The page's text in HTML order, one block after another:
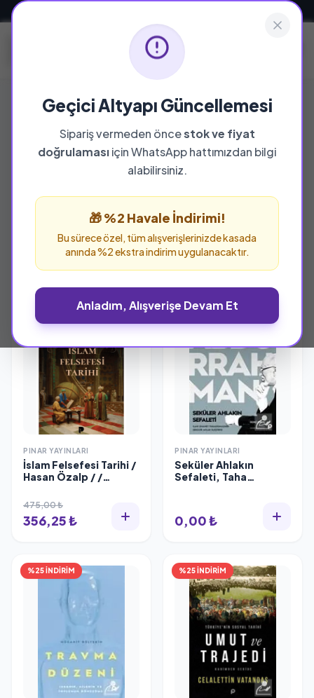
Geçici Altyapı Güncellemesi
Sipariş vermeden öncestok ve fiyat
doğrulamasıiçin WhatsApp hattımızdan bilgi
alabilirsiniz.
🎁 %2 Havale İndirimi!
Bu sürece özel, tüm alışverişlerinizde kasada
anında %2 ekstra indirim uygulanacaktır.
Anladım, Alışverişe Devam Et
YAYINEVI
Pınar Yayınları
Pınar Yayınları yayınevine ait tüm eserleri bu
sayfada inceleyebilir ve güvenle sipariş
PINAR YAYINLARI
İslam Felsefesi Tarihi /
Hasan Özalp / /
475,00 ₺
356,25 ₺
PINAR YAYINLARI
Seküler Ahlakın
Sefaleti, Taha
0,00 ₺
%25 İNDİRİM %25 İNDİRİM